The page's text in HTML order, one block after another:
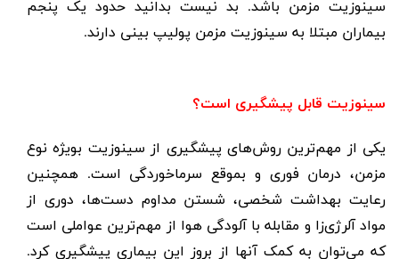
سینوزیت مزمن باشد. بد نیست بدانید حدود یک پنجم
بیماران مبتلا به سینوزیت مزمن پولیپ بینی دارند.
سینوزیت قابل پیشگیری است؟
یکی از مهم‌ترین روش‌های پیشگیری از سینوزیت بویژه نوع
مزمن، درمان فوری و بموقع سرماخوردگی است. همچنین
رعایت بهداشت شخصی، شستن مداوم دست‌ها، دوری از
مواد آلرژی‌زا و مقابله با آلودگی هوا از مهم‌ترین عواملی است
که می‌توان به کمک آنها از بروز این بیماری پیشگیری کرد.